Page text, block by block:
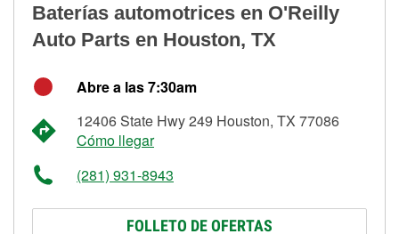
Baterías automotrices en O'Reilly
Auto Parts en Houston, TX
Abre a las 7:30am
12406 State Hwy 249 Houston, TX 77086
Cómo llegar
(281) 931-8943
FOLLETO DE OFERTAS